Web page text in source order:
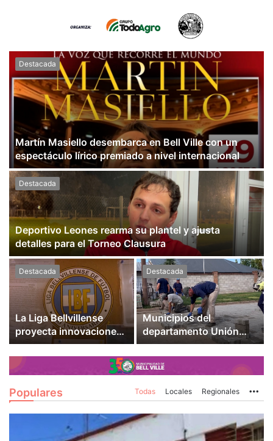
Destacada
Martín Masiello desembarca en Bell Ville con un
espectáculo lírico premiado a nivel internacional
Destacada
Deportivo Leones rearma su plantel y ajusta
detalles para el Torneo Clausura
Destacada
La Liga Bellvillense
proyecta innovaciones
institucionales tras un
torneo con saldo
positivo
Destacada
Municipios del
departamento Unión
recibieron aportes
provinciales para
infraestructura y
Populares Todas Locales Regionales